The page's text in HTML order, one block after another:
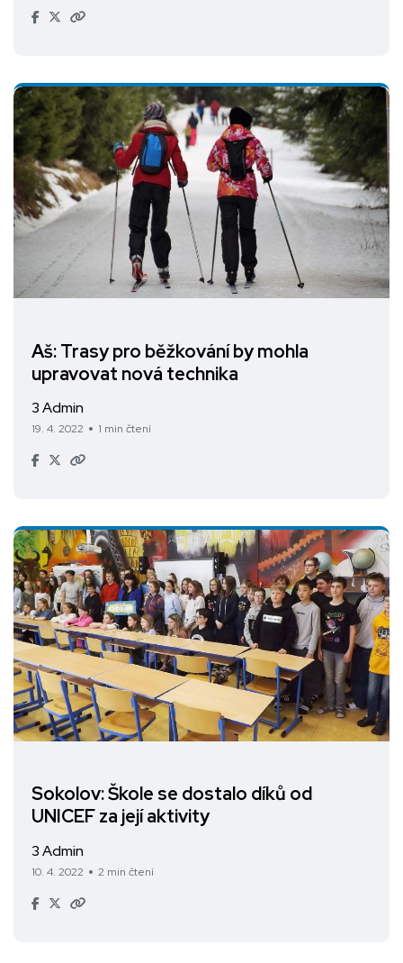
Aš: Trasy pro běžkování by mohla
upravovat nová technika
3 Admin
19. 4. 2022 1 min čtení
Sokolov: Škole se dostalo díků od
UNICEF za její aktivity
3 Admin
10. 4. 2022 2 min čtení